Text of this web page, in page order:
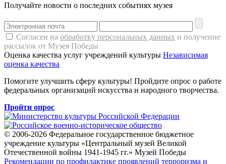
Получайте новости о последних событиях музея
Согласен на обработку персональных данных и получение
рассылок от Музея Победы
Оценка качества услуг учреждений культуры Независимая
оценка качества
Помогите улучшить сферу культуры! Пройдите опрос о работе
федеральных организаций искусства и народного творчества.
Пройти опрос
© 2006-2026 Федеральное государственное бюджетное
учреждение культуры «Центральный музей Великой
Отечественной войны 1941-1945 гг.» Музей Победы
Рекомендации по профилактике проявлений терроризма и